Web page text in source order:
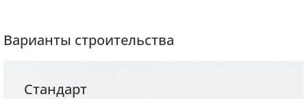
Варианты строительства
Стандарт